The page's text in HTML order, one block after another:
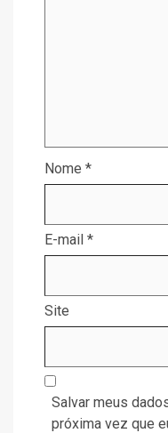
Nome *
E-mail *
Site
Salvar meus
próxima vez que